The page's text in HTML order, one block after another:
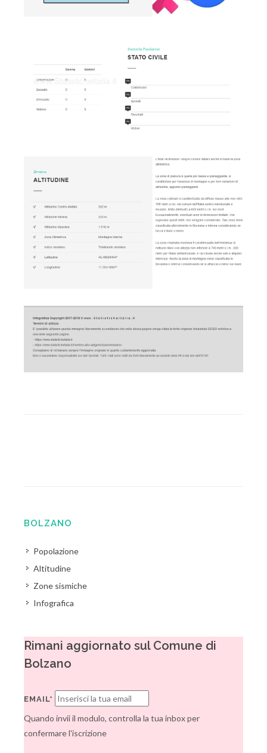
BOLZANO
Popolazione
Altitudine
Zone sismiche
Infografica
Rimani aggiornato sul Comune di
Bolzano
EMAIL*
Quando invii il modulo, controlla la tua inbox per
confermare l'iscrizione